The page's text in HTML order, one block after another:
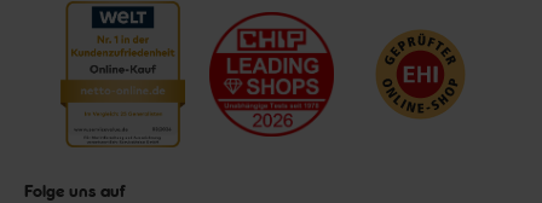
Folge uns auf